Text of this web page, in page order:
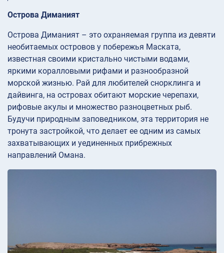
Острова Диманият
Острова Диманият – это охраняемая группа из девяти
необитаемых островов у побережья Маската,
известная своими кристально чистыми водами,
яркими коралловыми рифами и разнообразной
морской жизнью. Рай для любителей снорклинга и
дайвинга, на островах обитают морские черепахи,
рифовые акулы и множество разноцветных рыб.
Будучи природным заповедником, эта территория не
тронута застройкой, что делает ее одним из самых
захватывающих и уединенных прибрежных
направлений Омана.